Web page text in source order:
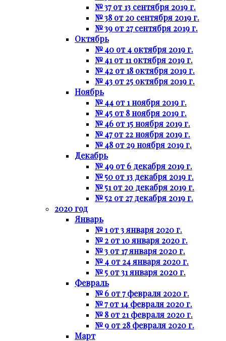
№ 37 от 13 сентября 2019 г.
№ 38 от 20 сентября 2019 г.
№ 39 от 27 сентября 2019 г.
Октябрь
№ 40 от 4 октября 2019 г.
№ 41 от 11 октября 2019 г.
№ 42 от 18 октября 2019 г.
№ 43 от 25 октября 2019 г.
Ноябрь
№ 44 от 1 ноября 2019 г.
№ 45 от 8 ноября 2019 г.
№ 46 от 15 ноября 2019 г.
№ 47 от 22 ноября 2019 г.
№ 48 от 29 ноября 2019 г.
Декабрь
№ 49 от 6 декабря 2019 г.
№ 50 от 13 декабря 2019 г.
№ 51 от 20 декабря 2019 г.
№ 52 от 27 декабря 2019 г.
2020 год
Январь
№ 1 от 3 января 2020 г.
№ 2 от 10 января 2020 г.
№ 3 от 17 января 2020 г.
№ 4 от 24 января 2020 г.
№ 5 от 31 января 2020 г.
Февраль
№ 6 от 7 февраля 2020 г.
№ 7 от 14 февраля 2020 г.
№ 8 от 21 февраля 2020 г.
№ 9 от 28 февраля 2020 г.
Март